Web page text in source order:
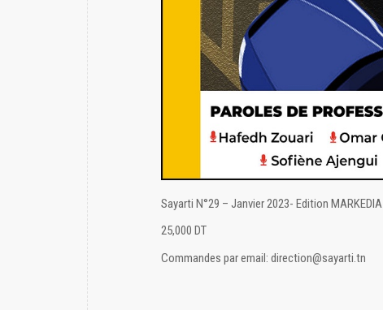
Sayarti N°29 – Janvier 2023- Edition MARKEDIA
25,000 DT
Commandes par email: direction@sayarti.tn